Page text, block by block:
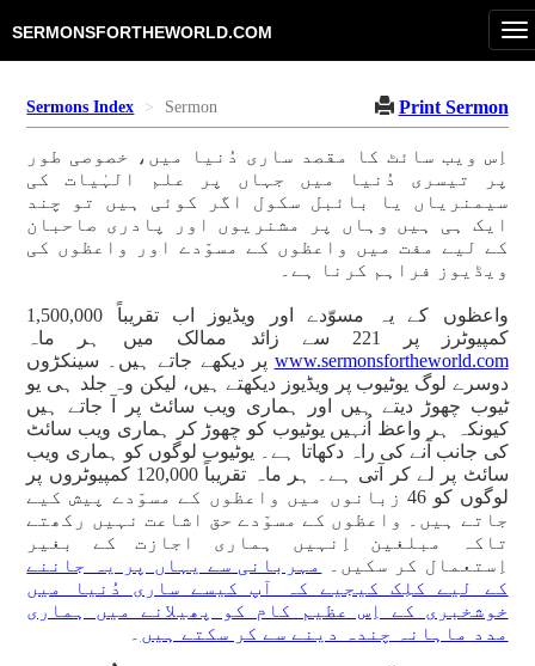
SERMONSFORTHEWORLD.COM
Sermons Index Sermon Print Sermon
اِس ویب سائٹ کا مقصد ساری دُنیا میں، خصوصی طور
پر تیسری دُنیا میں جہاں پر علم الہٰیات کی
سیمنریاں یا بائبل سکول اگر کوئی ہیں تو چند
ایک ہی ہیں وہاں پر مشنریوں اور پادری صاحبان
کے لیے مفت میں واعظوں کے مسوّدے اور واعظوں کی
ویڈیوز فراہم کرنا ہے۔
واعظوں کے یہ مسوّدے اور ویڈیوز اب تقریباً 1,500,000
کمپیوٹرز پر 221 سے زائد ممالک میں ہر ماہ
www.sermonsfortheworld.com پر دیکھے جاتے ہیں۔ سینکڑوں
دوسرے لوگ یوٹیوب پر ویڈیوز دیکھتے ہیں، لیکن وہ جلد ہی یو
ٹیوب چھوڑ دیتے ہیں اور ہماری ویب سائٹ پر آ جاتے ہیں
کیونکہ ہر واعظ اُنہیں یوٹیوب کو چھوڑ کر ہماری ویب سائٹ
کی جانب آنے کی راہ دکھاتا ہے۔ یوٹیوب لوگوں کو ہماری ویب
سائٹ پر لے کر آتی ہے۔ ہر ماہ تقریباً 120,000 کمپیوٹروں پر
لوگوں کو 46 زبانوں میں واعظوں کے مسوّدے پیش کیے
جاتے ہیں۔ واعظوں کے مسوّدے حق اشاعت نہیں رکھتے
تاکہ مبلغین اِنہیں ہماری اجازت کے بغیر
اِستعمال کر سکیں۔
مہربانی سے یہاں پر یہ جاننے
کے لیے کلِک کیجیے کہ آپ کیسے ساری دُنیا میں
خوشخبری کے اِس عظیم کام کو پھیلانے میں ہماری
مدد ماہانہ چندہ دینے سے کر سکتے ہیں